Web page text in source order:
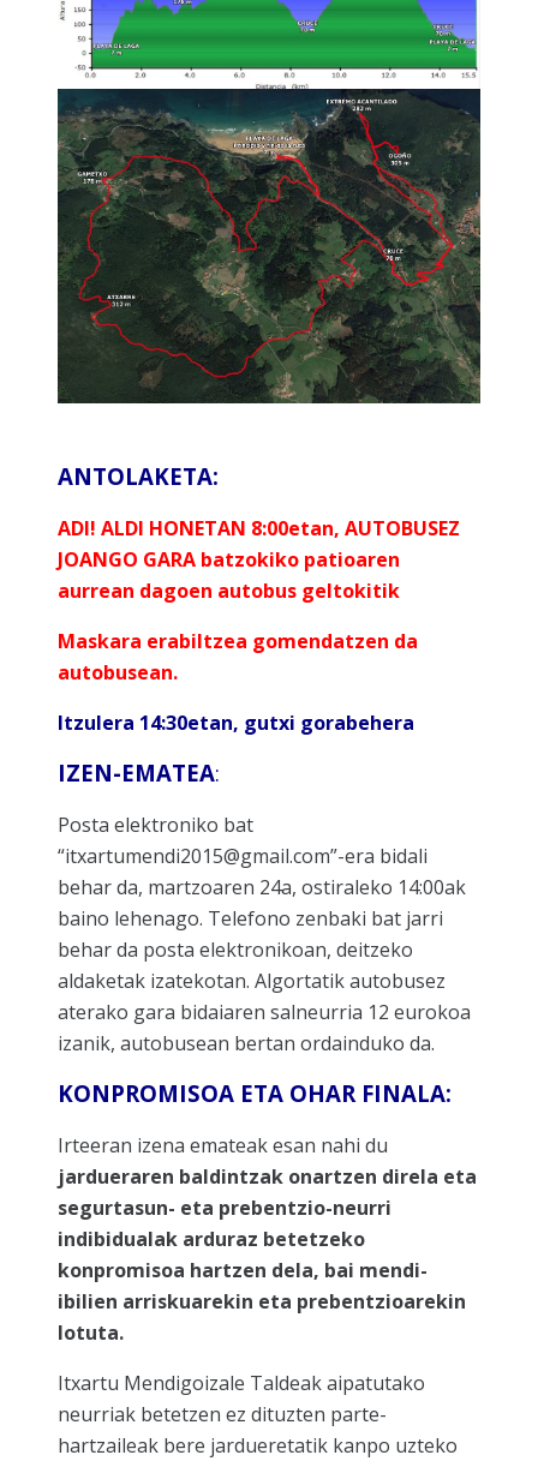
ANTOLAKETA:
ADI! ALDI HONETAN 8:00etan, AUTOBUSEZ
JOANGO GARA batzokiko patioaren
aurrean dagoen autobus geltokitik
Maskara erabiltzea gomendatzen da
autobusean.
Itzulera 14:30etan, gutxi gorabehera
IZEN-EMATEA:
Posta elektroniko bat
“itxartumendi2015@gmail.com”-era bidali
behar da, martzoaren 24a, ostiraleko 14:00ak
baino lehenago. Telefono zenbaki bat jarri
behar da posta elektronikoan, deitzeko
aldaketak izatekotan. Algortatik autobusez
aterako gara bidaiaren salneurria 12 eurokoa
izanik, autobusean bertan ordainduko da.
KONPROMISOA ETA OHAR FINALA:
Irteeran izena emateak esan nahi du
jardueraren baldintzak onartzen direla eta
segurtasun- eta prebentzio-neurri
indibidualak arduraz betetzeko
konpromisoa hartzen dela, bai mendi-
ibilien arriskuarekin eta prebentzioarekin
lotuta.
Itxartu Mendigoizale Taldeak aipatutako
neurriak betetzen ez dituzten parte-
hartzaileak bere jardueretatik kanpo uzteko